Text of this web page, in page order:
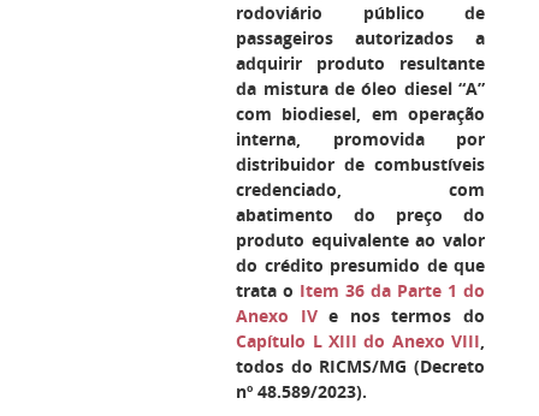
rodoviário público de
passageiros autorizados a
adquirir produto resultante
da mistura de óleo diesel “A”
com biodiesel, em operação
interna, promovida por
distribuidor de combustíveis
credenciado, com
abatimento do preço do
produto equivalente ao valor
do crédito presumido de que
trata o Item 36 da Parte 1 do
Anexo IVe nos termos do
Capítulo L XIII do Anexo VIII,
todos do RICMS/MG (Decreto
nº 48.589/2023).